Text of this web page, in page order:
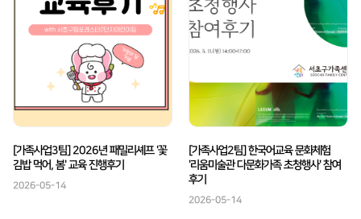
[가족사업3팀] 2026년 패밀리셰프 '꽃
김밥 먹어, 봄' 교육 진행후기
2026-05-14
[가족사업2팀] 한국어교육 문화체험
'리움미술관 다문화가족 초청행사' 참여
후기
2026-05-14